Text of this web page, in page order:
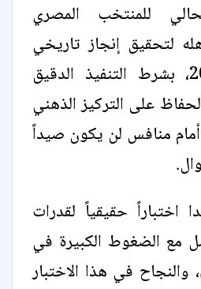
للمنتخب المصري
لتحقيق إنجاز تاريخي
في مونديال 2026، بشرط التنفيذ الدقيق
على التركيز الذهني
دقيقة أمام منافس لن يكون صيداً
اختباراً حقيقياً لقدرات
مع الضغوط الكبيرة في
والنجاح في هذا الاختبار